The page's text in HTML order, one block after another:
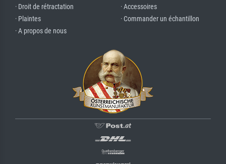
· Droit de rétractation
· Plaintes
· A propos de nous
· Accessoires
· Commander un échantillon